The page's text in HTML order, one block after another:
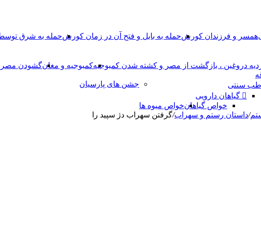
همسر و فرزندان کورشحمله به بابل و فتح آن در زمان کورشحمله به شرق
دروغین ، بازگشت از مصر و کشته شدن کمبوجیهکمبوجیه و مغانگشودن مصر
طب سنتی
گیاهان دارویی
خواص گیاهانخواص میوه ها
جشن های پارسیان
/داستان رستم و سهراب/گرفتن سهراب دژ سپید را